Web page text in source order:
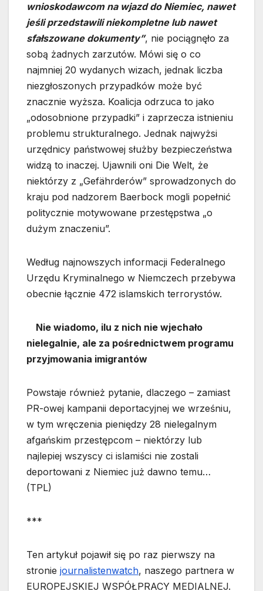
wnioskodawcom na wjazd do Niemiec, nawet
jeśli przedstawili niekompletne lub nawet
sfałszowane dokumenty”, nie pociągnęło za
sobą żadnych zarzutów. Mówi się o co
najmniej 20 wydanych wizach, jednak liczba
niezgłoszonych przypadków może być
znacznie wyższa. Koalicja odrzuca to jako
„odosobnione przypadki” i zaprzecza istnieniu
problemu strukturalnego. Jednak najwyżsi
urzędnicy państwowej służby bezpieczeństwa
widzą to inaczej. Ujawnili oni Die Welt, że
niektórzy z „Gefährderów” sprowadzonych do
kraju pod nadzorem Baerbock mogli popełnić
politycznie motywowane przestępstwa „o
dużym znaczeniu”.
Według najnowszych informacji Federalnego
Urzędu Kryminalnego w Niemczech przebywa
obecnie łącznie 472 islamskich terrorystów.
Nie wiadomo, ilu z nich nie wjechało
nielegalnie, ale za pośrednictwem programu
przyjmowania imigrantów
Powstaje również pytanie, dlaczego – zamiast
PR-owej kampanii deportacyjnej we wrześniu,
w tym wręczenia pieniędzy 28 nielegalnym
afgańskim przestępcom – niektórzy lub
najlepiej wszyscy ci islamiści nie zostali
deportowani z Niemiec już dawno temu…
(TPL)
***
Ten artykuł pojawił się po raz pierwszy na
stronie journalistenwatch, naszego partnera w
EUROPEJSKIEJ WSPÓŁPRACY MEDIALNEJ.